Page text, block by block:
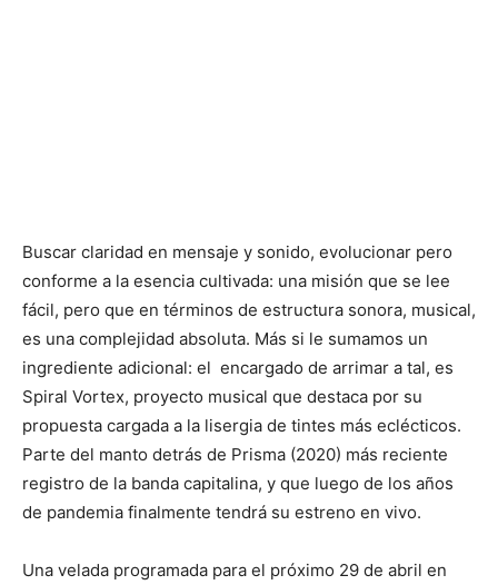
Buscar claridad en mensaje y sonido, evolucionar pero
conforme a la esencia cultivada: una misión que se lee
fácil, pero que en términos de estructura sonora, musical,
es una complejidad absoluta. Más si le sumamos un
ingrediente adicional: el encargado de arrimar a tal, es
Spiral Vortex, proyecto musical que destaca por su
propuesta cargada a la lisergia de tintes más eclécticos.
Parte del manto detrás de Prisma (2020) más reciente
registro de la banda capitalina, y que luego de los años
de pandemia finalmente tendrá su estreno en vivo.
Una velada programada para el próximo 29 de abril en